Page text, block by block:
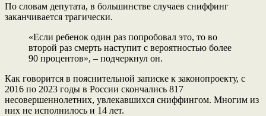
По словам депутата, в большинстве случаев сниффинг
заканчивается трагически.
«Если ребенок один раз попробовал это, то во
второй раз смерть наступит с вероятностью более
90 процентов», – подчеркнул он.
Как говорится в пояснительной записке к законопроекту, с
2016 по 2023 годы в России скончались 817
несовершеннолетних, увлекавшихся сниффингом. Многим из
них не исполнилось и 14 лет.